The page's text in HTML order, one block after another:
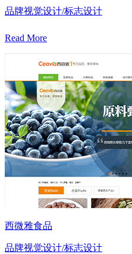
品牌视觉设计/标志设计
Read More
西微雅食品
品牌视觉设计/标志设计